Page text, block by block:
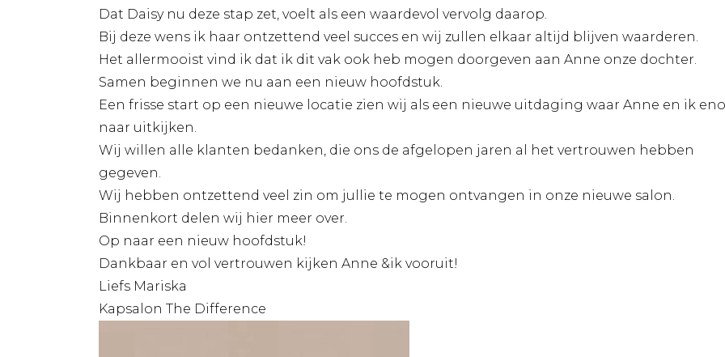
Dat Daisy nu deze stap zet, voelt als een waardevol vervolg daarop.
Bij deze wens ik haar ontzettend veel succes en wij zullen elkaar altijd blijven waarderen.
Het allermooist vind ik dat ik dit vak ook heb mogen doorgeven aan Anne onze dochter.
Samen beginnen we nu aan een nieuw hoofdstuk.
Een frisse start op een nieuwe locatie zien wij als een nieuwe uitdaging waar Anne en ik
naar uitkijken.
Wij willen alle klanten bedanken, die ons de afgelopen jaren al het vertrouwen hebben
gegeven.
Wij hebben ontzettend veel zin om jullie te mogen ontvangen in onze nieuwe salon.
Binnenkort delen wij hier meer over.
Op naar een nieuw hoofdstuk!
Dankbaar en vol vertrouwen kijken Anne &ik vooruit!
Liefs Mariska
Kapsalon The Difference